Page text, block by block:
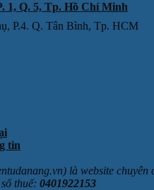
1, Q. 5, Tp. Hồ Chí Minh
P.4. Q. Tân Bình, Tp. HCM
tin
là website
thuế: 0401922153